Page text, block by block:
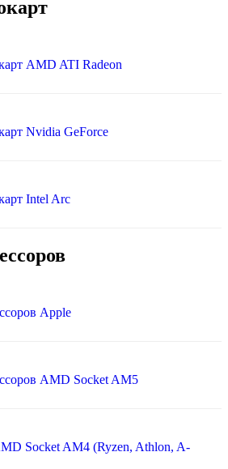
AMD ATI Radeon
Nvidia GeForce
Intel Arc
Apple
AMD Socket AM5
Socket AM4 (Ryzen, Athlon, A-